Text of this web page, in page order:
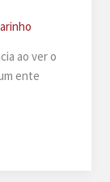
ao ver o
ente